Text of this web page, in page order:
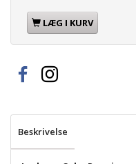
LÆG I KURV
Beskrivelse